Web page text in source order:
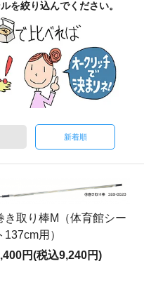
を絞り込んでください。
新着順
き取り棒M（体育館シー
137cm用）
円(税込9,240円)